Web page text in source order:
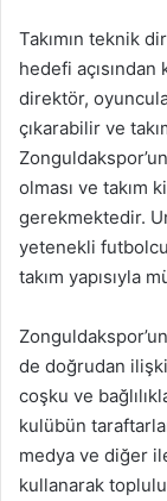
Takımın teknik
hedefi
direktör,
çıkarabilir ve
olması ve takım
gerekmektedir.
yetenekli
takım yapısıyla
de doğrudan
coşku ve
kulübün
medya ve diğer
kullanarak